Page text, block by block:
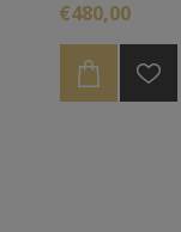
€480,00